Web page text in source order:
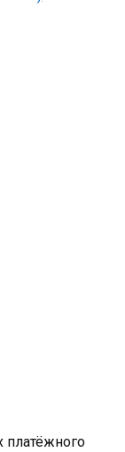
платёжного